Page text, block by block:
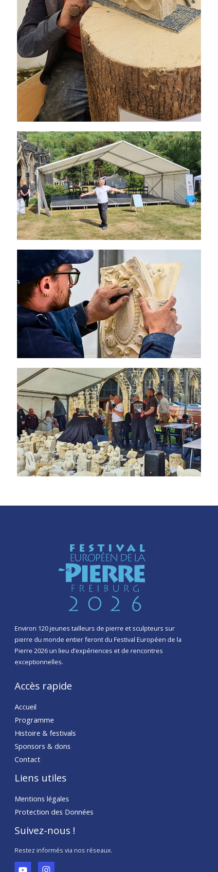
Environ 120 jeunes tailleurs de pierre et sculpteurs sur
pierre du monde entier feront du Festival Européen de la
Pierre 2026 un lieu d’expériences et de rencontres
exceptionnelles.
Accès rapide
Accueil
Programme
Histoire & festivals
Sponsors & dons
Contact
Liens utiles
Mentions légales
Protection des Données
Suivez-nous !
Restez informés via nos réseaux.